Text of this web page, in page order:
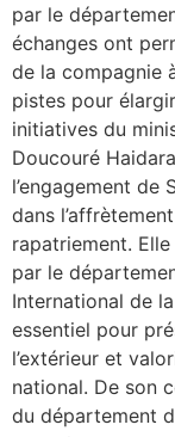
par le
échanges ont
de la compagnie
pistes pour
initiatives du
Doucouré
l’engagement
dans
rapatriement.
par le
International de
essentiel pour
l’extérieur et
national. De son
du département